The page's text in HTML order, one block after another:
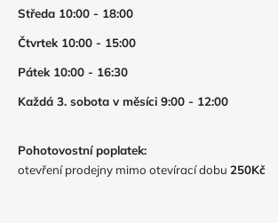
Středa 10:00 - 18:00
Čtvrtek 10:00 - 15:00
Pátek 10:00 - 16:30
Každá 3. sobota v měsíci 9:00 - 12:00
Pohotovostní poplatek:
otevření prodejny mimo otevírací dobu 250Kč